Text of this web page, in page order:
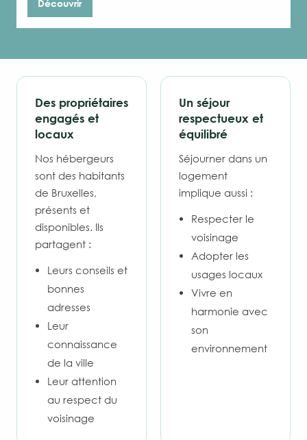
Découvrir
Des propriétaires
engagés et
locaux
Nos hébergeurs
sont des habitants
de Bruxelles,
présents et
disponibles. Ils
partagent :
Leurs conseils et
bonnes
adresses
Leur
connaissance
de la ville
Leur attention
au respect du
voisinage
Un séjour
respectueux et
équilibré
Séjourner dans un
logement
implique aussi :
Respecter le
voisinage
Adopter les
usages locaux
Vivre en
harmonie avec
son
environnement